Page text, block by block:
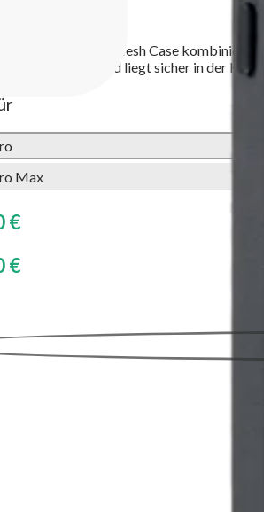
den Alltag: Tech Mesh Case kombiniert
und liegt sicher in der Hand.
Max
€
€